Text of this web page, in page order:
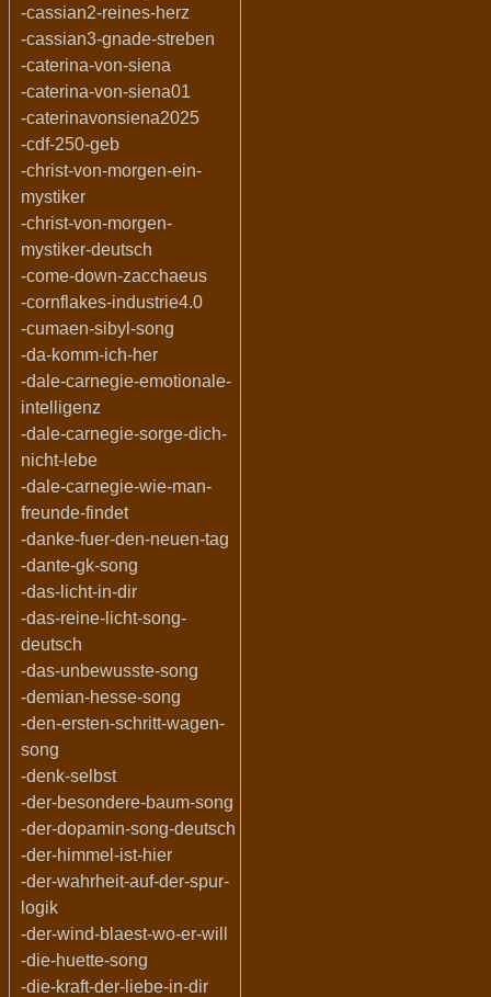
-cassian2-reines-herz
-cassian3-gnade-streben
-caterina-von-siena
-caterina-von-siena01
-caterinavonsiena2025
-cdf-250-geb
-christ-von-morgen-ein-
mystiker
-christ-von-morgen-
mystiker-deutsch
-come-down-zacchaeus
-cornflakes-industrie4.0
-cumaen-sibyl-song
-da-komm-ich-her
-dale-carnegie-emotionale-
intelligenz
-dale-carnegie-sorge-dich-
nicht-lebe
-dale-carnegie-wie-man-
freunde-findet
-danke-fuer-den-neuen-tag
-dante-gk-song
-das-licht-in-dir
-das-reine-licht-song-
deutsch
-das-unbewusste-song
-demian-hesse-song
-den-ersten-schritt-wagen-
song
-denk-selbst
-der-besondere-baum-song
-der-dopamin-song-deutsch
-der-himmel-ist-hier
-der-wahrheit-auf-der-spur-
logik
-der-wind-blaest-wo-er-will
-die-huette-song
-die-kraft-der-liebe-in-dir